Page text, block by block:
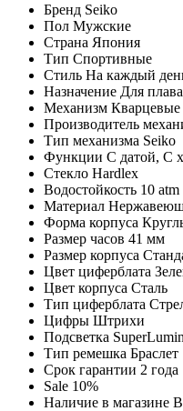
Бренд Seiko
Пол Мужские
Страна Япония
Тип Спортивные
Стиль На каждый
Назначение Для
Механизм Кварцевые
Производитель
Тип механизма Seiko
Функции С датой, С
Стекло Hardlex
Водостойкость 10 atm
Материал
Форма корпуса
Размер часов 41 мм
Размер корпуса
Цвет циферблата
Цвет корпуса Сталь
Тип циферблата
Цифры Штрихи
Подсветка
Тип ремешка Браслет
Срок гарантии 2 года
Sale 10%
Наличие в магазине